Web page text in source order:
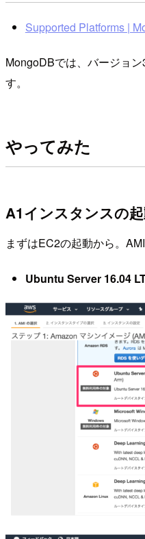
Supported Platforms |
MongoDBでは、バージョ
す。
やってみた
A1インスタンスの
まずはEC2の起動から。
Ubuntu Server 16.04